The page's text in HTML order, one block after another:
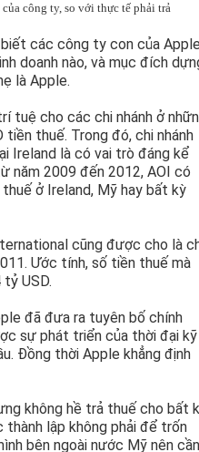
công ty, so với thực tế phải trả
các công ty con của Apple
doanh nào, và mục đích
là Apple.
tuệ cho các chi nhánh ở
thuế. Trong đó, chi nhánh
Ireland là có vai trò đáng kể
năm 2009 đến 2012, AOI có
ở Ireland, Mỹ hay bất kỳ
cũng được cho là
Ước tính, số tiền thuế mà
USD.
đã đưa ra tuyên bố chính
sự phát triển của thời đại kỹ
Đồng thời Apple khẳng định
không hề trả thuế cho bất
thành lập không phải để trốn
bên ngoài nước Mỹ nên cần